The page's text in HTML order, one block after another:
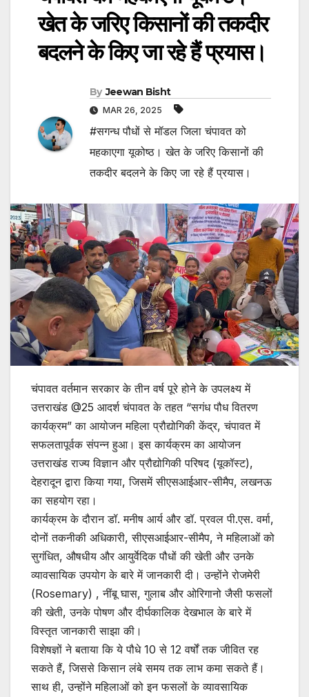
खेत के जरिए किसानों की तकदीर
बदलने के किए जा रहे हैं प्रयास।
By Jeewan Bisht
MAR 26, 2025
#सगन्ध पौधों से मॉडल जिला चंपावत को
महकाएगा यूकोष्ठ। खेत के जरिए किसानों की
तकदीर बदलने के किए जा रहे हैं प्रयास।
चंपावत वर्तमान सरकार के तीन वर्ष पूरे होने के उपलक्ष्य में
उत्तराखंड @25 आदर्श चंपावत के तहत “सगंध पौध वितरण
कार्यक्रम” का आयोजन महिला प्रौद्योगिकी केंद्र, चंपावत में
सफलतापूर्वक संपन्न हुआ। इस कार्यक्रम का आयोजन
उत्तराखंड राज्य विज्ञान और प्रौद्योगिकी परिषद (यूकॉस्ट),
देहरादून द्वारा किया गया, जिसमें सीएसआईआर-सीमैप, लखनऊ
का सहयोग रहा।
कार्यक्रम के दौरान डॉ. मनीष आर्य और डॉ. प्रवल पी.एस. वर्मा,
दोनों तकनीकी अधिकारी, सीएसआईआर-सीमैप, ने महिलाओं को
सुगंधित, औषधीय और आयुर्वेदिक पौधों की खेती और उनके
व्यावसायिक उपयोग के बारे में जानकारी दी। उन्होंने रोजमेरी
(Rosemary) , नींबू घास, गुलाब और ओरिगानो जैसी फसलों
की खेती, उनके पोषण और दीर्घकालिक देखभाल के बारे में
विस्तृत जानकारी साझा की।
विशेषज्ञों ने बताया कि ये पौधे 10 से 12 वर्षों तक जीवित रह
सकते हैं, जिससे किसान लंबे समय तक लाभ कमा सकते हैं।
साथ ही, उन्होंने महिलाओं को इन फसलों के व्यावसायिक